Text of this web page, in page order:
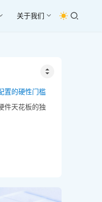
关于我们
置的硬性门槛
件天花板的独